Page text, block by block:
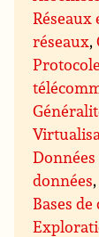
réseaux,
Données
données,
Bases